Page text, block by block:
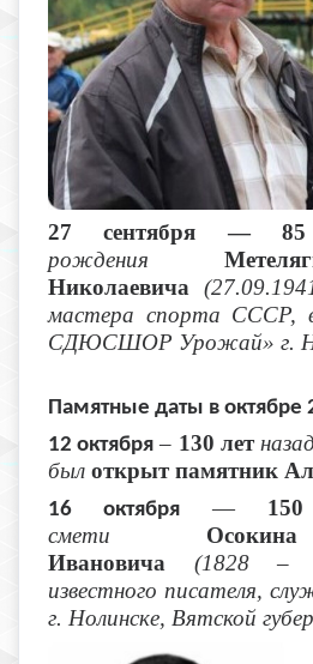
27 сентября —
рождения
Николаевича
мастера спорта СССР,
СДЮСШОР Урожай» г.
Памятные даты в октябре
12 октября – 130 лет
был открыт памятник
16 октября —
смети
Ивановича (1828 –
известного писателя,
г. Нолинске, Вятской